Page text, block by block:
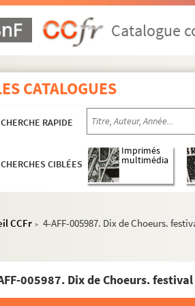
Catalogue
CATALOGUES
RAPIDE
CIBLÉES
Imprimés
multimédia
CCFr > 4-AFF-005987. Dix de Choeurs.
005987. Dix de Choeurs.